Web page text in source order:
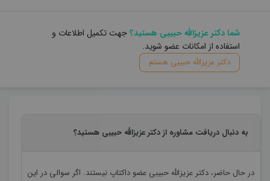
شما دکتر عزیزالله حبیبی هستید؟جهت تکمیل اطلاعات و
استفاده از امکانات عضو شوید.
دکتر عزیزالله حبیبی هستم
به دنبال دریافت مشاوره از دکتر عزیزالله حبیبی هستید؟
در حال حاضر، دکتر عزیزالله حبیبی عضو داکتاپ نیستند. اگر سوالی در این